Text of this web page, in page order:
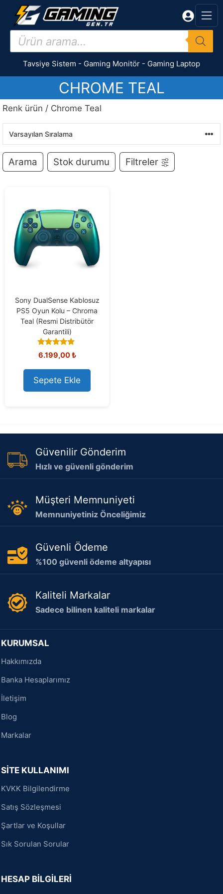
İçeriğe
Products
search
Tavsiye Sistem - Gaming Monitör - Gaming Laptop
CHROME TEAL
Renk ürün / Chrome Teal
Arama Stok durumu Filtreler
Sony DualSense Kablosuz
PS5 Oyun Kolu – Chroma
Teal (Resmi Distribütör
Garantili)
5.00
out of 5
6.199,00₺
Sepete Ekle
Güvenilir Gönderim
Hızlı ve güvenli gönderim
Müşteri Memnuniyeti
Memnuniyetiniz Önceliğimiz
Güvenli Ödeme
%100 güvenli ödeme altyapısı
Kaliteli Markalar
Sadece bilinen kaliteli markalar
KURUMSAL
Hakkımızda
Banka Hesaplarımız
İletişim
Blog
Markalar
SİTE KULLANIMI
KVKK Bilgilendirme
Satış Sözleşmesi
Şartlar ve Koşullar
Sık Sorulan Sorular
HESAP BİLGİLERİ